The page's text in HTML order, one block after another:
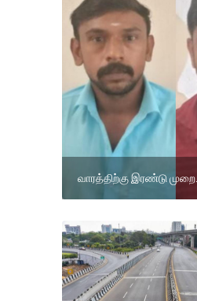
வாரத்திற்கு இரண்டு முறை...